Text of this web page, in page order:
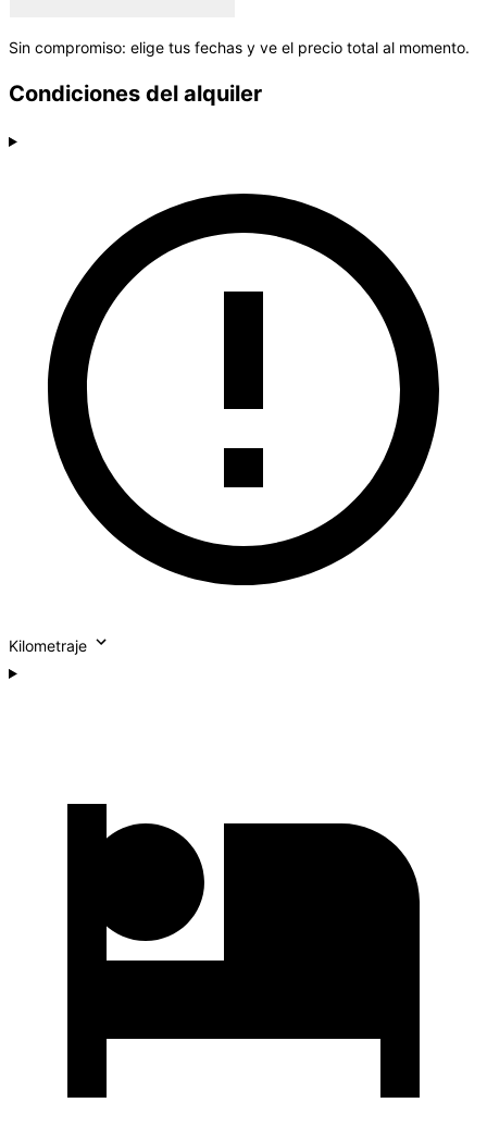
Sin compromiso: elige tus fechas y ve el precio total al momento.
Condiciones del alquiler
Kilometraje